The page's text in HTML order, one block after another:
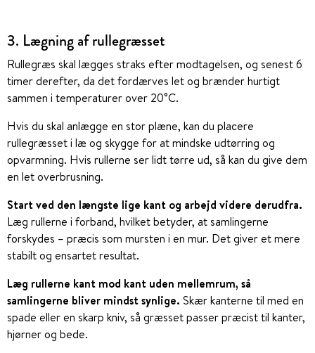
3. Lægning af rullegræsset
Rullegræs skal lægges straks efter modtagelsen, og senest 6
timer derefter, da det fordærves let og brænder hurtigt
sammen i temperaturer over 20°C.
Hvis du skal anlægge en stor plæne, kan du placere
rullegræsset i læ og skygge for at mindske udtørring og
opvarmning. Hvis rullerne ser lidt tørre ud, så kan du give dem
en let overbrusning.
Start ved den længste lige kant og arbejd videre derudfra.
Læg rullerne i forband, hvilket betyder, at samlingerne
forskydes – præcis som mursten i en mur. Det giver et mere
stabilt og ensartet resultat.
Læg rullerne kant mod kant uden mellemrum, så
samlingerne bliver mindst synlige. Skær kanterne til med en
spade eller en skarp kniv, så græsset passer præcist til kanter,
hjørner og bede.